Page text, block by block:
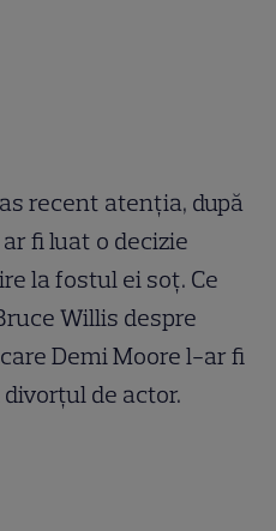
recent atenția, după
fi luat o decizie
la fostul ei soț. Ce
Willis despre
Demi Moore l-ar fi
de actor.